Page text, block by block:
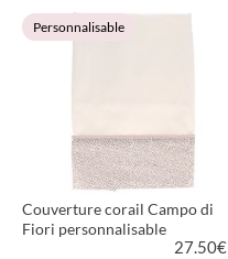
VOIR LE PRODUIT
Personnalisable
Couverture corail Campo di
Fiori personnalisable
27.50€